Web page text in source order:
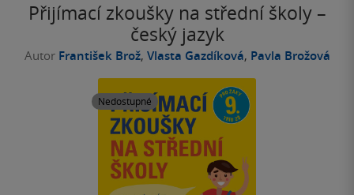
Přijímací zkoušky na střední školy –
český jazyk
Autor František Brož, Vlasta Gazdíková, Pavla Brožová
Nedostupné